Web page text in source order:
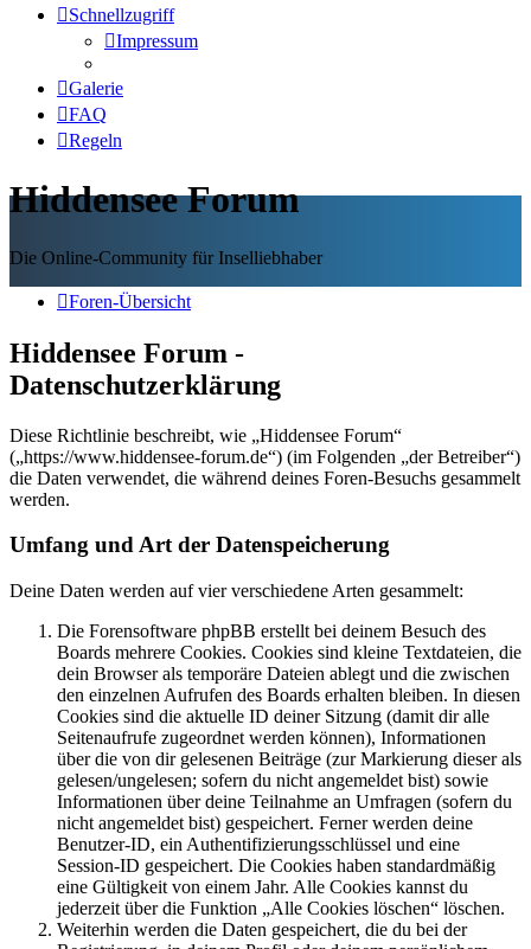
Schnellzugriff
Impressum
Galerie
FAQ
Regeln
Hiddensee Forum
Die Online-Community für Inselliebhaber
Foren-Übersicht
Hiddensee Forum -
Datenschutzerklärung
Diese Richtlinie beschreibt, wie „Hiddensee Forum“
(„https://www.hiddensee-forum.de“) (im Folgenden „der Betreiber“)
die Daten verwendet, die während deines Foren-Besuchs gesammelt
werden.
Umfang und Art der Datenspeicherung
Deine Daten werden auf vier verschiedene Arten gesammelt:
Die Forensoftware phpBB erstellt bei deinem Besuch des
Boards mehrere Cookies. Cookies sind kleine Textdateien, die
dein Browser als temporäre Dateien ablegt und die zwischen
den einzelnen Aufrufen des Boards erhalten bleiben. In diesen
Cookies sind die aktuelle ID deiner Sitzung (damit dir alle
Seitenaufrufe zugeordnet werden können), Informationen
über die von dir gelesenen Beiträge (zur Markierung dieser als
gelesen/ungelesen; sofern du nicht angemeldet bist) sowie
Informationen über deine Teilnahme an Umfragen (sofern du
nicht angemeldet bist) gespeichert. Ferner werden deine
Benutzer-ID, ein Authentifizierungsschlüssel und eine
Session-ID gespeichert. Die Cookies haben standardmäßig
eine Gültigkeit von einem Jahr. Alle Cookies kannst du
jederzeit über die Funktion „Alle Cookies löschen“ löschen.
Weiterhin werden die Daten gespeichert, die du bei der